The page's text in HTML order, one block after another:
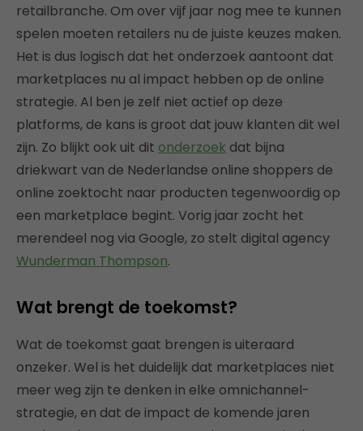
retailbranche. Om over vijf jaar nog mee te kunnen
spelen moeten retailers nu de juiste keuzes maken.
Het is dus logisch dat het onderzoek aantoont dat
marketplaces nu al impact hebben op de online
strategie. Al ben je zelf niet actief op deze
platforms, de kans is groot dat jouw klanten dit wel
zijn. Zo blijkt ook uit dit onderzoek dat bijna
driekwart van de Nederlandse online shoppers de
online zoektocht naar producten tegenwoordig op
een marketplace begint. Vorig jaar zocht het
merendeel nog via Google, zo stelt digital agency
Wunderman Thompson.
Wat brengt de toekomst?
Wat de toekomst gaat brengen is uiteraard
onzeker. Wel is het duidelijk dat marketplaces niet
meer weg zijn te denken in elke omnichannel-
strategie, en dat de impact de komende jaren